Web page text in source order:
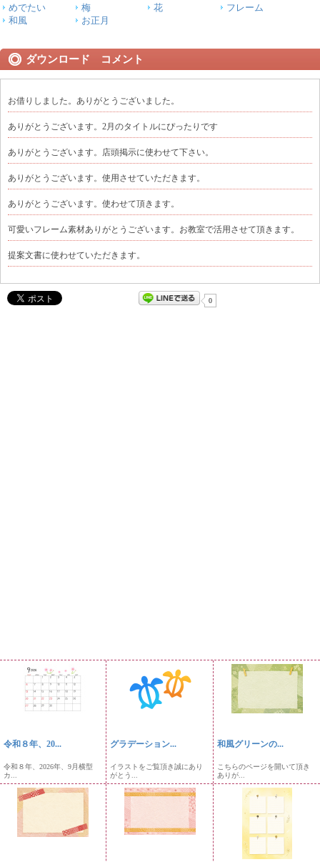
めでたい 梅 花
フレーム
和風
お正月
ダウンロード コメント
お借りしました。ありがとうございました。
ありがとうございます。2月のタイトルにぴったりです
ありがとうございます。店頭掲示に使わせて下さい。
ありがとうございます。使用させていただきます。
ありがとうございます。使わせて頂きます。
可愛いフレーム素材ありがとうございます。お教室で活用させて頂きます。
提案文書に使わせていただきます。
0
令和８年、20...
令和８年、2026年、9月横型
カ...
グラデーション...
イラストをご覧頂き誠にあり
がとう...
和風グリーンの...
こちらのページを開いて頂き
ありが...